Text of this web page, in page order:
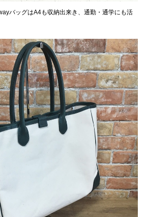
バッグはA4も収納出来き、通勤・通学にも活